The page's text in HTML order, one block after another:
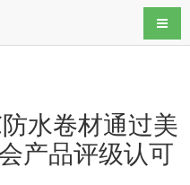
导航
水卷材通过美
产品评级认可